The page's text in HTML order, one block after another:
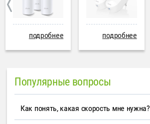
подробнее подробнее
Популярные вопросы
Как понять, какая скорость мне нужна?